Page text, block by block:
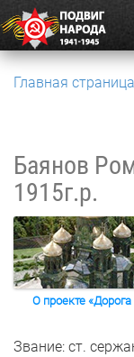
Главная страница
Баянов
1915г.р.
О проекте
Звание: ст.